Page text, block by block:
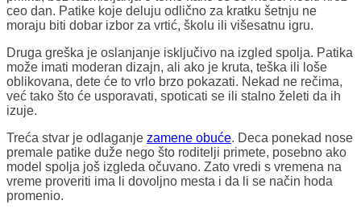
ceo dan. Patike koje deluju odlično za kratku šetnju ne
moraju biti dobar izbor za vrtić, školu ili višesatnu igru.
Druga greška je oslanjanje isključivo na izgled spolja. Patika
može imati moderan dizajn, ali ako je kruta, teška ili loše
oblikovana, dete će to vrlo brzo pokazati. Nekad ne rečima,
već tako što će usporavati, spoticati se ili stalno želeti da ih
izuje.
Treća stvar je odlaganje zamene obuće. Deca ponekad nose
premale patike duže nego što roditelji primete, posebno ako
model spolja još izgleda očuvano. Zato vredi s vremena na
vreme proveriti ima li dovoljno mesta i da li se način hoda
promenio.